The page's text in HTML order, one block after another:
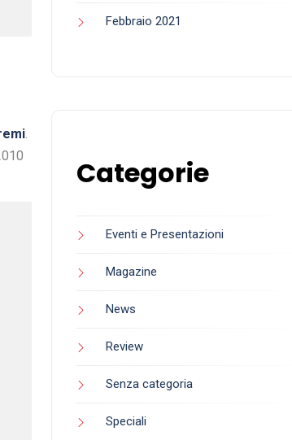
.
Febbraio 2021
Categorie
Eventi e Presentazioni
Magazine
News
Review
Senza categoria
Speciali